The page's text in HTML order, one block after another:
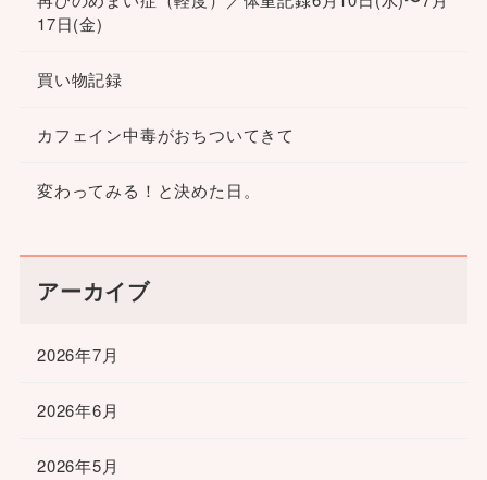
17日(金)
買い物記録
カフェイン中毒がおちついてきて
変わってみる！と決めた日。
アーカイブ
2026年7月
2026年6月
2026年5月